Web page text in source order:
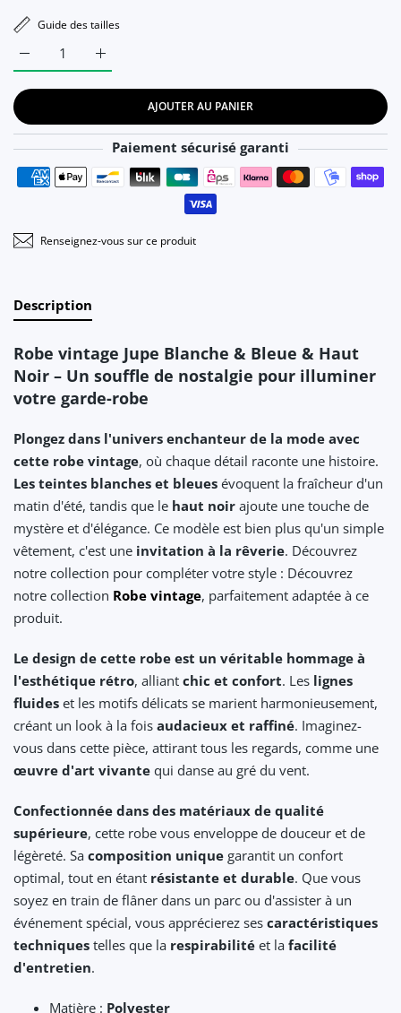
Guide des tailles
AJOUTER AU PANIER
Paiement sécurisé garanti
Moyens de paiement
Renseignez-vous sur ce produit
Description
Robe vintage Jupe Blanche & Bleue & Haut
Noir – Un souffle de nostalgie pour illuminer
votre garde-robe
Plongez dans l'univers enchanteur de la mode avec
cette robe vintage, où chaque détail raconte une histoire.
Les teintes blanches et bleues évoquent la fraîcheur d'un
matin d'été, tandis que le haut noir ajoute une touche de
mystère et d'élégance. Ce modèle est bien plus qu'un simple
vêtement, c'est une invitation à la rêverie. Découvrez
notre collection pour compléter votre style : Découvrez
notre collection Robe vintage, parfaitement adaptée à ce
produit.
Le design de cette robe est un véritable hommage à
l'esthétique rétro, alliant chic et confort. Les lignes
fluides et les motifs délicats se marient harmonieusement,
créant un look à la fois audacieux et raffiné. Imaginez-
vous dans cette pièce, attirant tous les regards, comme une
œuvre d'art vivante qui danse au gré du vent.
Confectionnée dans des matériaux de qualité
supérieure, cette robe vous enveloppe de douceur et de
légèreté. Sa composition unique garantit un confort
optimal, tout en étant résistante et durable. Que vous
soyez en train de flâner dans un parc ou d'assister à un
événement spécial, vous apprécierez ses caractéristiques
techniques telles que la respirabilité et la facilité
d'entretien.
Matière : Polyester